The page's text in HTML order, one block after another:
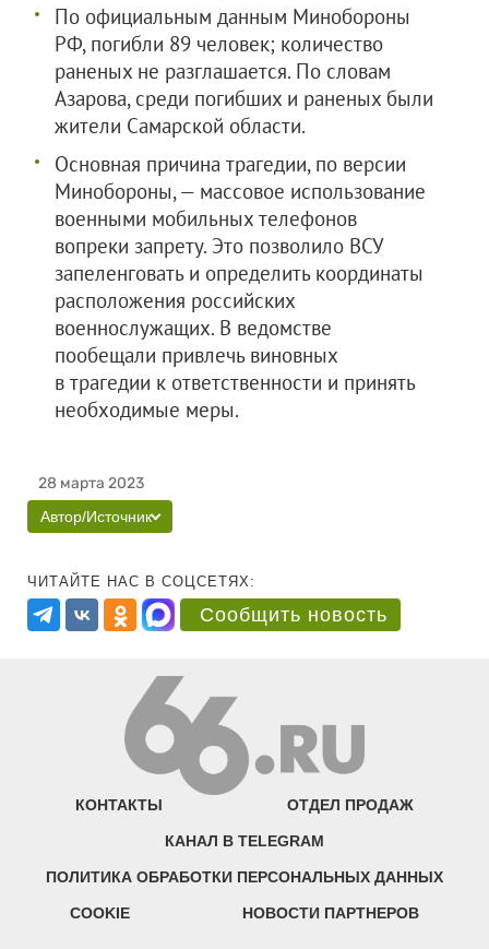
По официальным данным Минобороны
РФ, погибли 89 человек; количество
раненых не разглашается. По словам
Азарова, среди погибших и раненых были
жители Самарской области.
Основная причина трагедии, по версии
Минобороны, — массовое использование
военными мобильных телефонов
вопреки запрету. Это позволило ВСУ
запеленговать и определить координаты
расположения российских
военнослужащих. В ведомстве
пообещали привлечь виновных
в трагедии к ответственности и принять
необходимые меры.
28 марта 2023
Автор/Источник
ЧИТАЙТЕ НАС В СОЦСЕТЯХ:
Сообщить новость
КОНТАКТЫ ОТДЕЛ ПРОДАЖ
КАНАЛ В TELEGRAM
ПОЛИТИКА ОБРАБОТКИ ПЕРСОНАЛЬНЫХ ДАННЫХ
COOKIE НОВОСТИ ПАРТНЕРОВ